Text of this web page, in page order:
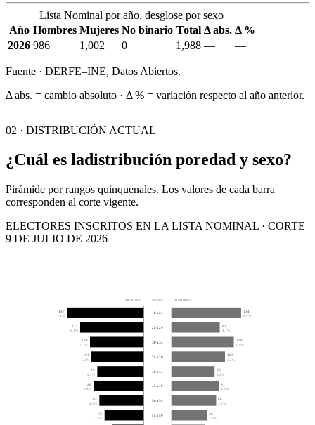
Lista Nominal por año, desglose por sexo
Año Hombres Mujeres No binario Total Δ abs. Δ %
2026 986 1,002 0 1,988 — —
Fuente · DERFE–INE, Datos Abiertos.
Δ abs. = cambio absoluto · Δ % = variación respecto al año anterior.
02 · DISTRIBUCIÓN ACTUAL
¿Cuál es ladistribución poredad y sexo?
Pirámide por rangos quinquenales. Los valores de cada barra
corresponden al corte vigente.
ELECTORES INSCRITOS EN LA LISTA NOMINAL · CORTE
9 DE JULIO DE 2026
MUJERES EDAD HOMBRES
147
7.4%
134
6.7%
18 a 24
122
6.1%
93
4.7%
25 a 29
103
5.2%
120
6.0%
30 a 34
101
5.1%
103
5.2%
35 a 39
89
4.5%
83
4.2%
40 a 44
96
4.8%
91
4.6%
45 a 49
85
4.3%
86
4.3%
50 a 54
75
3.8%
68
3.4%
55 a 59